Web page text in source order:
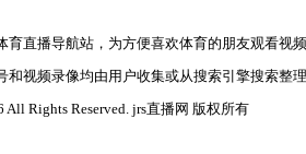
育直播导航站，为方便喜欢体育的朋友观看视
和视频录像均由用户收集或从搜索引擎搜索整
Rights Reserved. jrs直播网 版权所有